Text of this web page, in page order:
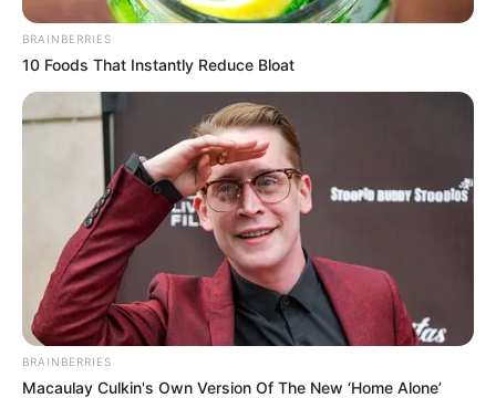
BRAINBERRIES
10 Foods That Instantly Reduce Bloat
BRAINBERRIES
Macaulay Culkin's Own Version Of The New ‘Home Alone’